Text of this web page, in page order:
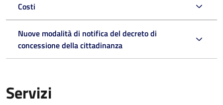
Costi
Nuove modalità di notifica del decreto di
concessione della cittadinanza
Servizi